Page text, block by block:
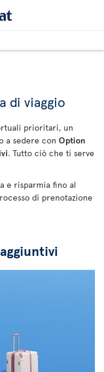
di viaggio
prioritari, un
a sedere con Option
. Tutto ciò che ti serve
e risparmia fino al
di prenotazione